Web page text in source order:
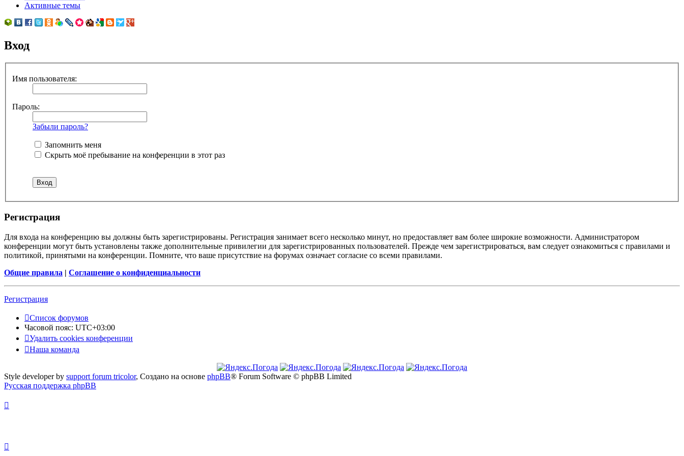
Активные темы
Вход
Имя пользователя:
Пароль:
Забыли пароль?
Запомнить меня
Скрыть моё пребывание на конференции в этот раз
Регистрация
Для входа на конференцию вы должны быть зарегистрированы. Регистрация занимает всего несколько минут, но предоставляет вам более широкие возможности. Администратором
конференции могут быть установлены также дополнительные привилегии для зарегистрированных пользователей. Прежде чем зарегистрироваться, вам следует ознакомиться с правилами и
политикой, принятыми на конференции. Помните, что ваше присутствие на форумах означает согласие со всеми правилами.
Общие правила | Соглашение о конфиденциальности
Регистрация
Список форумов
Часовой пояс: UTC+03:00
Удалить cookies конференции
Наша команда
Style developer by support forum tricolor, Создано на основе phpBB® Forum Software © phpBB Limited
Русская поддержка phpBB